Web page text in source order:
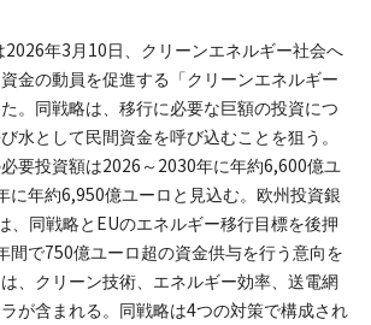
2026年3 月 10 日、クリーンエネルギー社会へ
金の動員を促進する「クリーンエネルギー
。同戦略は、移行に必要な巨額の投資につ
水として民間資金を呼び込むことを狙う。
要投資額は2026 ～ 2030年に年約6,600億ユ
に年約6,950億ユーロと見込む。欧州投資銀
、同戦略と EUのエネルギー移行目標を後押
間で750億ユーロ超の資金供与を行う意向を
、クリーン技術、エネルギー効率、送電網
が含まれる。同戦略は4つの対策で構成され